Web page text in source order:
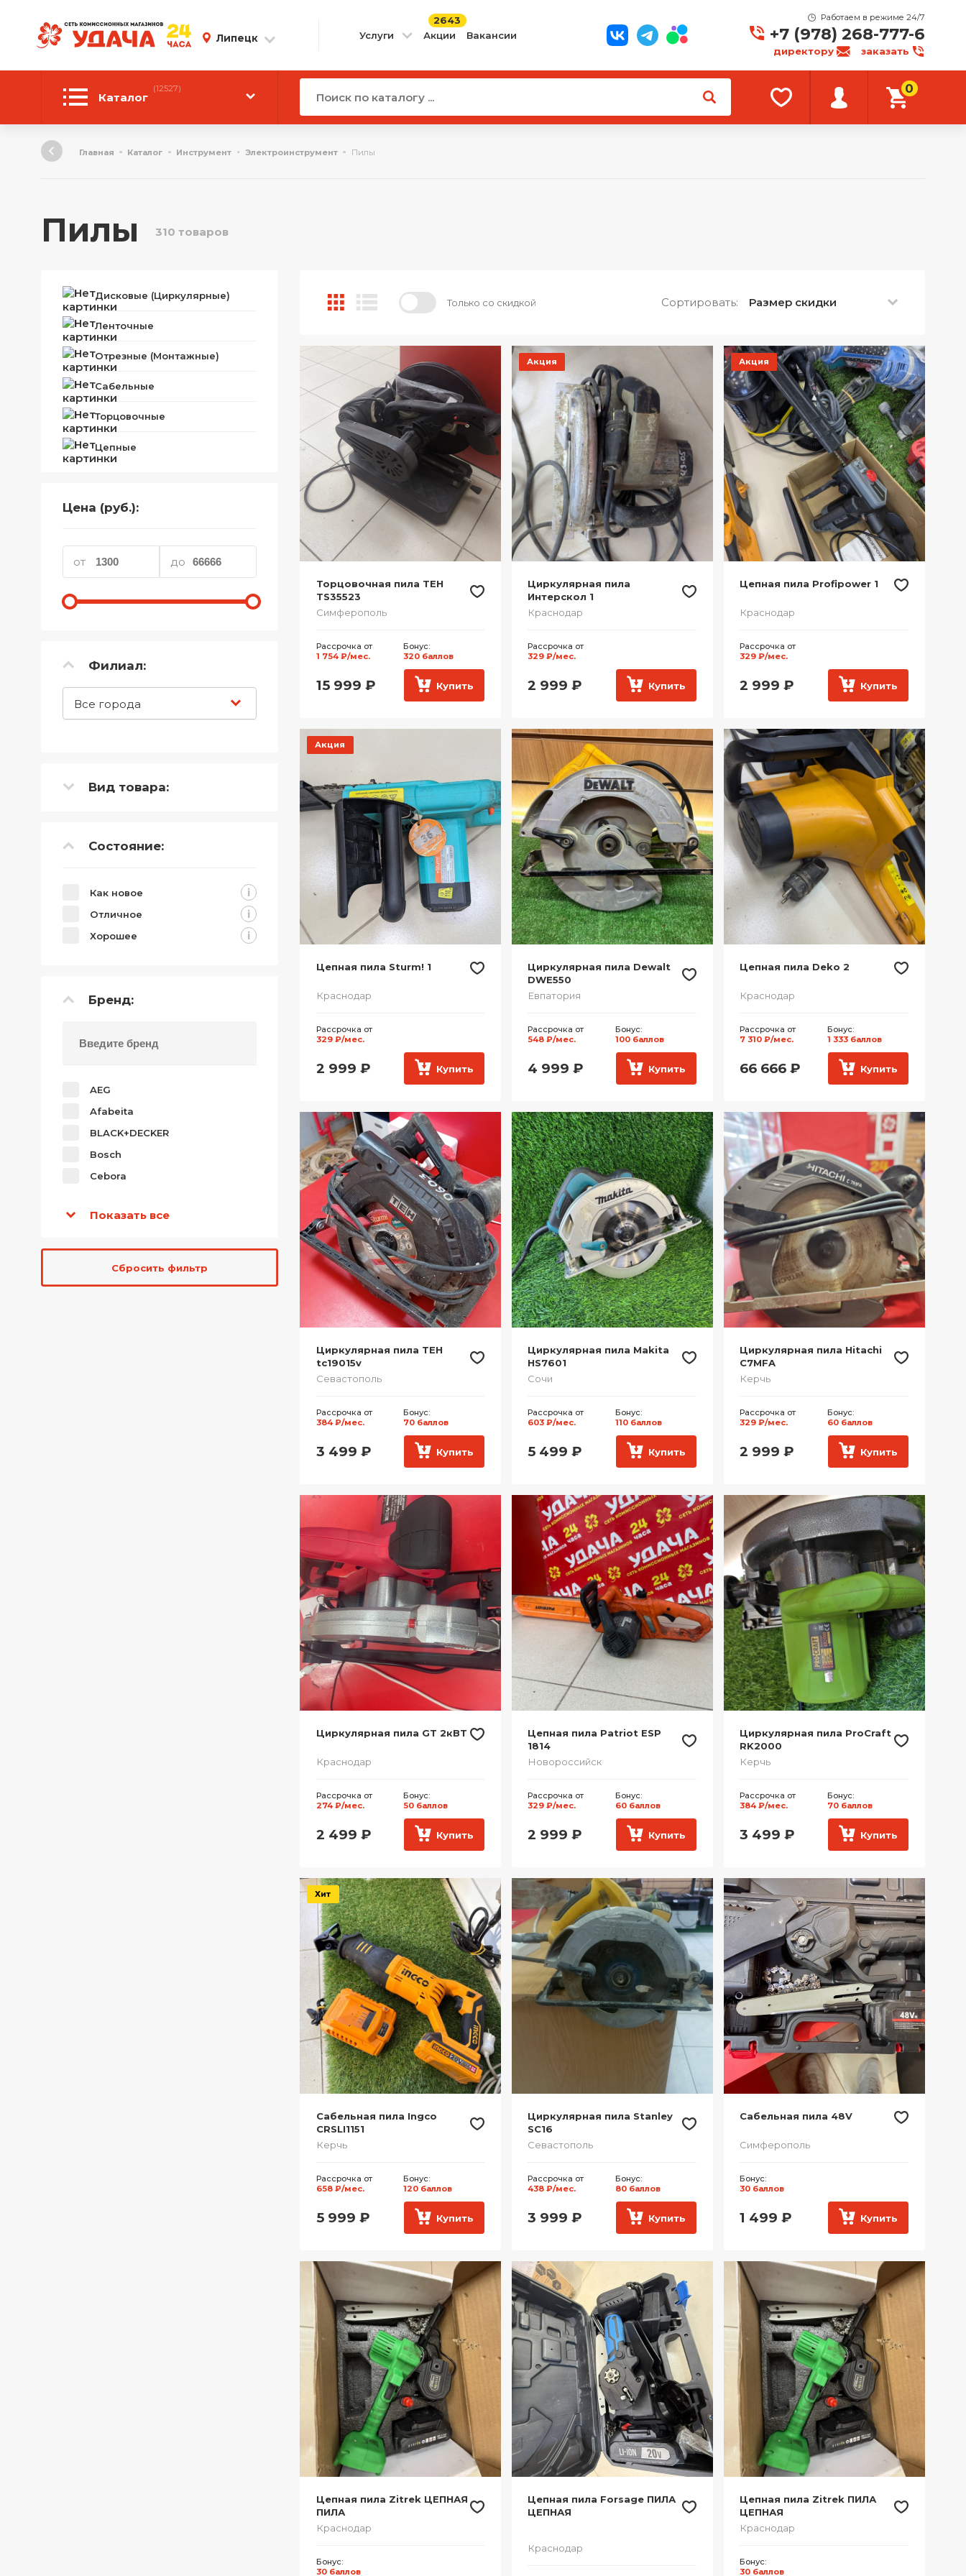
Липецк Услуги Акции
2643
Вакансии
Работаем в режиме 24/7
+7 (978) 268-777-6
директору заказать
Каталог
(12527)
Автотовары
Компьютерная техника
ТВ и Видео
Телефоны
Товары для дома
Фото и видеотехника
Хобби и отдых
Акционные товары
0
Главная Каталог Инструмент Электроинструмент Пилы
Пилы 310 товаров
Дисковые (Циркулярные)
Ленточные
Отрезные (Монтажные)
Сабельные
Торцовочные
Цепные
Цена (руб.):
от до
Филиал:
Все города
Вид товара:
Состояние:
Как новое i
Отличное i
Хорошее i
Бренд:
AEG
Afabeita
BLACK+DECKER
Bosch
Cebora
Показать все
Сбросить фильтр
Только со скидкой Сортировать: Размер скидки
Торцовочная пила TEH
TS35523
Симферополь
Рассрочка от
1 754 ₽/мес.
Бонус:
320 баллов
15 999 ₽ Купить
Акция
Циркулярная пила
Интерскол 1
Краснодар
Рассрочка от
329 ₽/мес.
2 999 ₽ Купить
Акция
Цепная пила Profipower 1
Краснодар
Рассрочка от
329 ₽/мес.
2 999 ₽ Купить
Акция
Цепная пила Sturm! 1
Краснодар
Рассрочка от
329 ₽/мес.
2 999 ₽ Купить
Циркулярная пила Dewalt
DWE550
Евпатория
Рассрочка от
548 ₽/мес.
Бонус:
100 баллов
4 999 ₽ Купить
Цепная пила Deko 2
Краснодар
Рассрочка от
7 310 ₽/мес.
Бонус:
1 333 баллов
66 666 ₽ Купить
Циркулярная пила TEH
tc19015v
Севастополь
Рассрочка от
384 ₽/мес.
Бонус:
70 баллов
3 499 ₽ Купить
Циркулярная пила Makita
HS7601
Сочи
Рассрочка от
603 ₽/мес.
Бонус:
110 баллов
5 499 ₽ Купить
Циркулярная пила Hitachi
C7MFA
Керчь
Рассрочка от
329 ₽/мес.
Бонус:
60 баллов
2 999 ₽ Купить
Циркулярная пила GT 2кВТ
Краснодар
Рассрочка от
274 ₽/мес.
Бонус:
50 баллов
2 499 ₽ Купить
Цепная пила Patriot ESP
1814
Новороссийск
Рассрочка от
329 ₽/мес.
Бонус:
60 баллов
2 999 ₽ Купить
Циркулярная пила ProCraft
RK2000
Керчь
Рассрочка от
384 ₽/мес.
Бонус:
70 баллов
3 499 ₽ Купить
Хит
Сабельная пила Ingco
CRSLI1151
Керчь
Рассрочка от
658 ₽/мес.
Бонус:
120 баллов
5 999 ₽ Купить
Циркулярная пила Stanley
SC16
Севастополь
Рассрочка от
438 ₽/мес.
Бонус:
80 баллов
3 999 ₽ Купить
Сабельная пила 48V
Симферополь
Бонус:
30 баллов
1 499 ₽ Купить
Цепная пила Zitrek ЦЕПНАЯ
ПИЛА
Краснодар
Бонус:
30 баллов
Цепная пила Forsage ПИЛА
ЦЕПНАЯ
Краснодар
Цепная пила Zitrek ПИЛА
ЦЕПНАЯ
Краснодар
Бонус:
30 баллов